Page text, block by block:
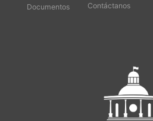
Documentos
Contáctanos